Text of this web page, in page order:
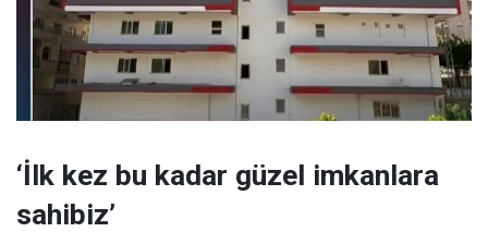
‘İlk kez bu kadar güzel imkanlara
sahibiz’